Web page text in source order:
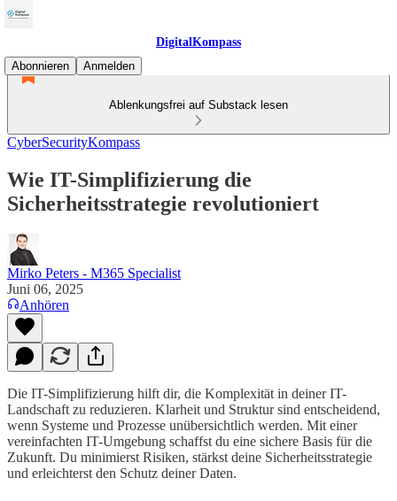
DigitalKompass
Abonnieren
Anmelden
Ablenkungsfrei auf Substack lesen
CyberSecurityKompass
Wie IT-Simplifizierung die
Sicherheitsstrategie revolutioniert
Mirko Peters - M365 Specialist
Juni 06, 2025
Anhören
Die IT-Simplifizierung hilft dir, die Komplexität in deiner IT-
Landschaft zu reduzieren. Klarheit und Struktur sind entscheidend,
wenn Systeme und Prozesse unübersichtlich werden. Mit einer
vereinfachten IT-Umgebung schaffst du eine sichere Basis für die
Zukunft. Du minimierst Risiken, stärkst deine Sicherheitsstrategie
und erleichterst den Schutz deiner Daten.